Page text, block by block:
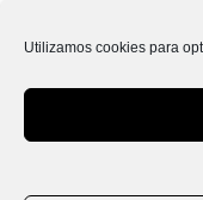
Utilizamos cookies para
Talla 34 / Gi-1418 Marron
85,00€ IVA incluido